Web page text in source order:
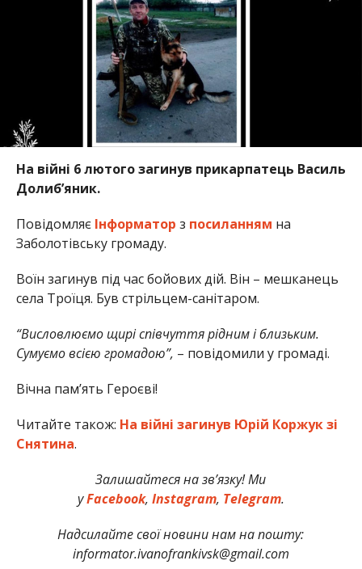
На війні 6 лютого загинув прикарпатець Василь
Долиб’яник.
Повідомляє Інформатор з посиланням на
Заболотівську громаду.
Воїн загинув під час бойових дій. Він – мешканець
села Троїця. Був стрільцем-санітаром.
“Висловлюємо щирі співчуття рідним і близьким.
Сумуємо всією громадою”, – повідомили у громаді.
Вічна пам’ять Героєві!
Читайте також: На війні загинув Юрій Коржук зі
Снятина.
Залишайтеся на зв’язку! Ми
уFacebook, Instagram, Telegram.
Надсилайте свої новини нам на пошту:
informator.ivanofrankivsk@gmail.com